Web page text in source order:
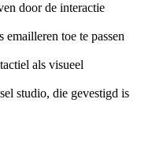
door de interactie
toe te passen
als visueel
studio, die gevestigd is